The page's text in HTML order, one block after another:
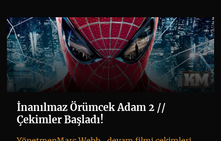
İnanılmaz Örümcek Adam 2 //
Çekimler Başladı!